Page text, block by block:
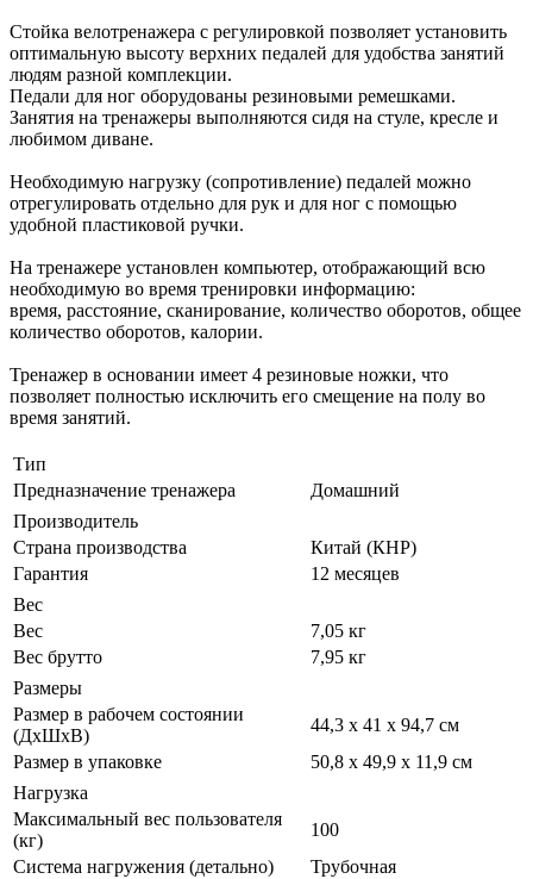
Стойка велотренажера с регулировкой позволяет установить
оптимальную высоту верхних педалей для удобства занятий
людям разной комплекции.
Педали для ног оборудованы резиновыми ремешками.
Занятия на тренажеры выполняются сидя на стуле, кресле и
любимом диване.
Необходимую нагрузку (сопротивление) педалей можно
отрегулировать отдельно для рук и для ног с помощью
удобной пластиковой ручки.
На тренажере установлен компьютер, отображающий всю
необходимую во время тренировки информацию:
время, расстояние, сканирование, количество оборотов, общее
количество оборотов, калории.
Тренажер в основании имеет 4 резиновые ножки, что
позволяет полностью исключить его смещение на полу во
время занятий.
Тип
Предназначение тренажера
Домашний
Производитель
Страна производства
Китай (КНР)
Гарантия
12 месяцев
Вес
Вес
7,05 кг
Вес брутто
7,95 кг
Размеры
Размер в рабочем состоянии
(ДxШxВ)
44,3 х 41 х 94,7 см
Размер в упаковке
50,8 х 49,9 х 11,9 см
Нагрузка
Максимальный вес пользователя
(кг)
100
Система нагружения (детально)
Трубочная